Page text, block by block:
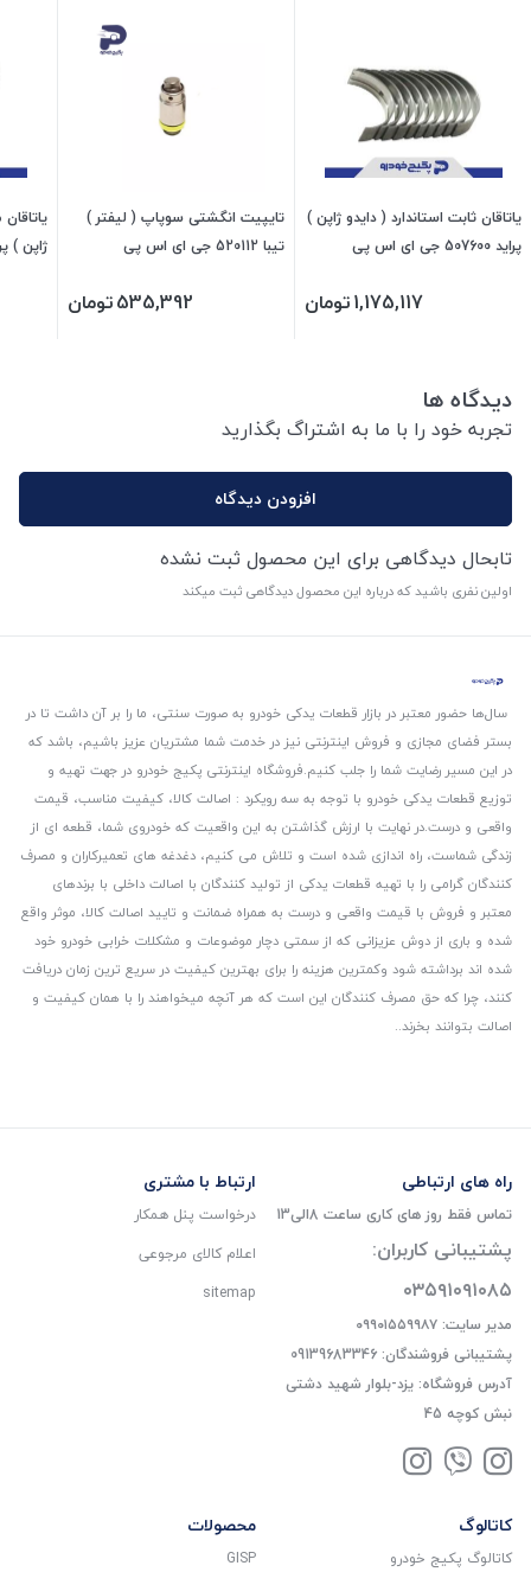
یاتاقان ثابت استاندارد ( دایدو ژاپن )
پراید 507600 جی ای اس پی
1,175,117تومان
تایپیت انگشتی سوپاپ ( لیفتر )
تیبا 520112 جی ای اس پی
535,392تومان
ژاپن ) پراید
دیدگاه ها
تجربه خود را با ما به اشتراگ بگذارید
افزودن دیدگاه
تابحال دیدگاهی برای این محصول ثبت نشده
اولین نفری باشید که درباره این محصول دیدگاهی ثبت میکند
سال‌ها حضور معتبر در بازار قطعات یدکی خودرو به صورت سنتی، ما را بر آن داشت تا در
بستر فضای مجازی و فروش اینترنتی نیز در خدمت شما مشتریان عزیز باشیم، باشد که
در این مسیر رضایت شما را جلب کنیم.فروشگاه اینترنتی پکیج خودرو در جهت تهیه و
توزیع قطعات یدکی خودرو با توجه به سه رویکرد : اصالت کالا، کیفیت مناسب، قیمت
واقعی و درست.در نهایت با ارزش گذاشتن به این واقعیت که خودروی شما، قطعه ای از
زندگی شماست، راه اندازی شده است و تلاش می کنیم، دغدغه های تعمیرکاران و مصرف
کنندگان گرامی را با تهیه قطعات یدکی از تولید کنندگان با اصالت داخلی با برندهای
معتبر و فروش با قیمت واقعی و درست به همراه ضمانت و تایید اصالت کالا، موثر واقع
شده و باری از دوش عزیزانی که از سمتی دچار موضوعات و مشکلات خرابی خودرو خود
شده اند برداشته شود و‌کمترین هزینه را برای بهترین کیفیت در سریع ترین زمان دریافت
کنند، چرا که حق مصرف کنندگان این است که هر آنچه میخواهند را با همان کیفیت و
اصالت بتوانند بخرند..
راه های ارتباطی
تماس فقط روز های کاری ساعت 8الی13
پشتیبانی کاربران:
۰۳۵۹۱۰۹۱۰۸۵
مدیر سایت: ۰۹۹۰۱۵۵۹۹۸۷
پشتیبانی فروشندگان: 09139683346
آدرس فروشگاه: یزد-بلوار شهید دشتی
نبش کوچه 45
ارتباط با مشتری
درخواست پنل همکار
اعلام کالای مرجوعی
sitemap
کاتالوگ
کاتالوگ پکیج خودرو
محصولات
GISP